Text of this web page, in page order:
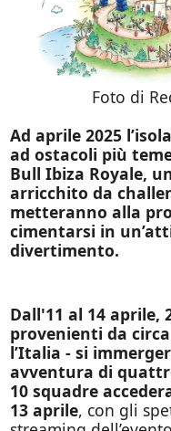
Foto di
Ad aprile 2025
ad ostacoli più
Bull Ibiza Royale,
arricchito da
metteranno alla
cimentarsi in
divertimento.
Dall'11 al 14 aprile,
provenienti da
l’Italia - si
avventura di
10 squadre
13 aprile, con gli